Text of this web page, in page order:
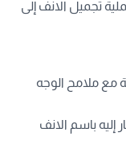
تجميل الانف إلى
مع ملامح الوجه
إليه باسم الانف